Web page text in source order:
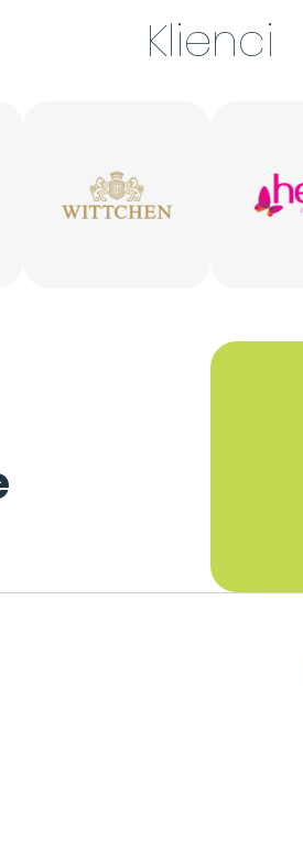
Klienci